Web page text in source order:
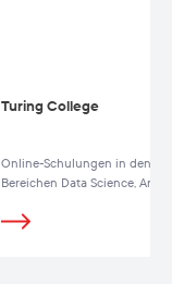
Turing College
Online-Schulungen in den
Bereichen Data Science,